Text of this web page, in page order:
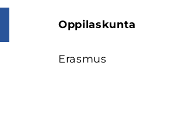
Op­pi­las­kun­ta
Eras­mus